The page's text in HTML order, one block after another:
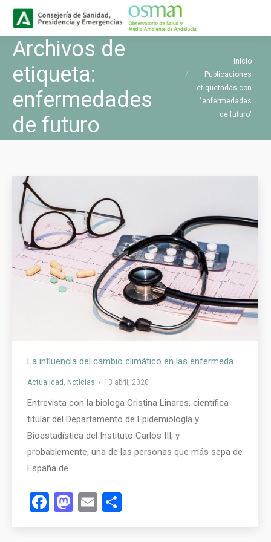
Archivos de
etiqueta:
enfermedades
de futuro
Inicio
Publicaciones
etiquetadas con
"enfermedades
de futuro"
Actualidad Noticias 13 abril, 2020
Entrevista con la biologa Cristina Linares, científica
titular del Departamento de Epidemiología y
Bioestadística del Instituto Carlos III, y
probablemente, una de las personas que más sepa de
España de…
Facebook
Mastodon
Email